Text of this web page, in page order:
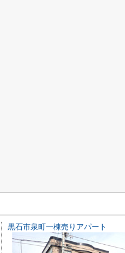
黒石市泉町一棟売りアパート